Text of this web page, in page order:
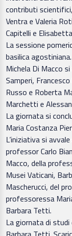
contributi
Ventra e Valeria
Capitelli e
La sessione
basilica
Michela Di Macco
Samperi,
Russo e Roberta
Marchetti e
La giornata si
Maria Costanza
L’iniziativa si
professor Carlo
Macco, della
Musei Vaticani,
Mascherucci, del
professoressa
Barbara Tetti.
La giornata di studi